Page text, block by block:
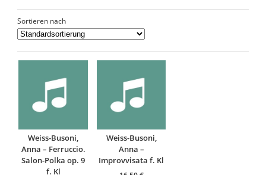
Sortieren nach
Weiss-Busoni,
Anna – Ferruccio.
Salon-Polka op. 9
f. Kl
Weiss-Busoni,
Anna –
Improvvisata f. Kl